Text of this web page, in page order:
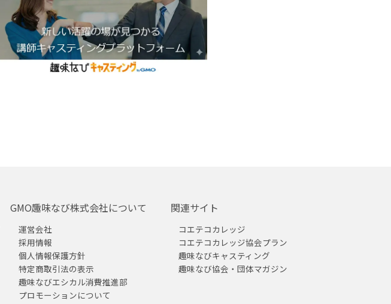
GMO趣味なび株式会社について
運営会社
採用情報
個人情報保護方針
特定商取引法の表示
趣味なびエシカル消費推進部
プロモーションについて
関連サイト
コエテコカレッジ
コエテコカレッジ協会プラン
趣味なびキャスティング
趣味なび協会・団体マガジン